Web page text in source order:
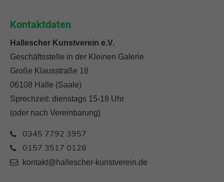
Kontaktdaten
Hallescher Kunstverein e.V.
Geschäftsstelle in der Kleinen Galerie
Große Klausstraße 18
06108 Halle (Saale)
Sprechzeit: dienstags 15-18 Uhr
(oder nach Vereinbarung)
0345 7792 3957
0157 3517 0128
kontakt@hallescher-kunstverein.de